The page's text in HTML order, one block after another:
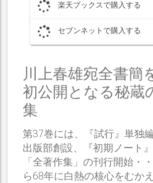
楽天ブックスで購入する
セブンネットで購入する
川上春雄宛全書簡
初公開となる秘蔵
集
第37巻には、『試行』単独
出版部創設、『初期ノート』
「全著作集」の刊行開始・
ら68年に白熱の核心をむか